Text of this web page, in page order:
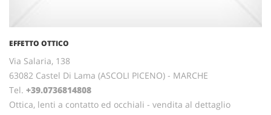
EFFETTO OTTICO
Via Salaria, 138
63082 Castel Di Lama (ASCOLI PICENO) - MARCHE
Tel. +39.0736814808
Ottica, lenti a contatto ed occhiali - vendita al dettaglio